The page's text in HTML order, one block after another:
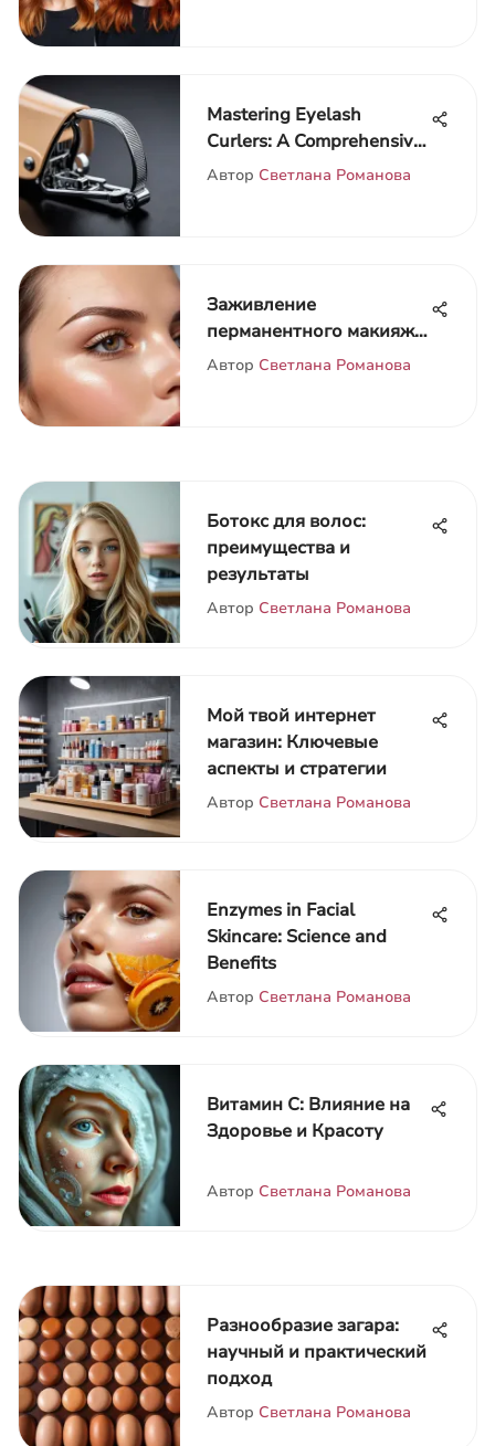
Mastering Eyelash
Curlers: A Comprehensive
Guide
Автор Светлана Романова
Заживление
перманентного макияжа
бровей: этапы и советы
Автор Светлана Романова
Ботокс для волос:
преимущества и
результаты
Автор Светлана Романова
Мой твой интернет
магазин: Ключевые
аспекты и стратегии
Автор Светлана Романова
Enzymes in Facial
Skincare: Science and
Benefits
Автор Светлана Романова
Витамин С: Влияние на
Здоровье и Красоту
Автор Светлана Романова
Разнообразие загара:
научный и практический
подход
Автор Светлана Романова